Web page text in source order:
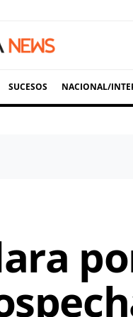
SUCESOS NACIONAL/